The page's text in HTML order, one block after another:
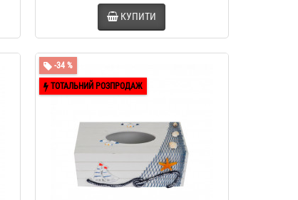
КУПИТИ
-34 %
ТОТАЛЬНИЙ РОЗПРОДАЖ